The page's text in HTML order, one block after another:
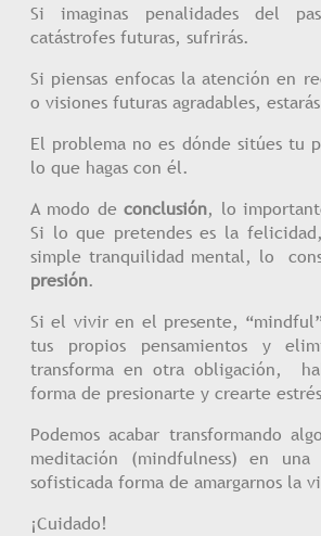
Si imaginas penalidades del
catástrofes futuras, sufrirás.
Si piensas enfocas la atención en
o visiones futuras agradables,
El problema no es dónde sitúes tu
lo que hagas con él.
A modo deconclusión, lo
Si lo que pretendes es la
simple tranquilidad mental, lo
presión.
Si el vivir en el presente,
tus propios pensamientos y
transforma en otra obligación,
forma de presionarte y crearte
Podemos acabar transformando
meditación (mindfulness) en
sofisticada forma de amargarnos la
¡Cuidado!